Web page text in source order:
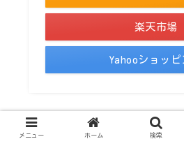
楽天市場
Yahooショッピ
大容量タイプで、約500g以上の豆
ン付きでしっかり密封できるため
メニュー ホーム 検索